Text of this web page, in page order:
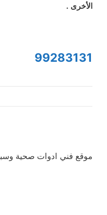
الأخرى .
99283131
موقع فني ادوات صحية